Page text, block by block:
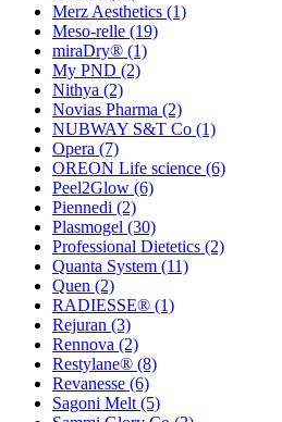
Merz Aesthetics (1)
Meso-relle (19)
miraDry® (1)
My PND (2)
Nithya (2)
Novias Pharma (2)
NUBWAY S&T Co (1)
Opera (7)
OREON Life science (6)
Peel2Glow (6)
Piennedi (2)
Plasmogel (30)
Professional Dietetics (2)
Quanta System (11)
Quen (2)
RADIESSE® (1)
Rejuran (3)
Rennova (2)
Restylane® (8)
Revanesse (6)
Sagoni Melt (5)